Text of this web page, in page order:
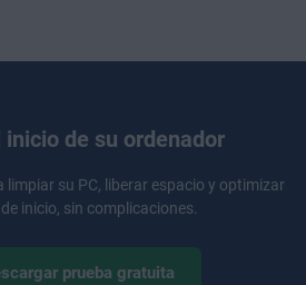
de su ordenador
limpiar su PC, liberar espacio y optimizar
inicio, sin complicaciones.
prueba gratuita